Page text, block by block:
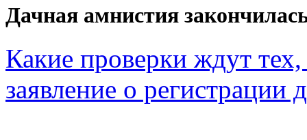
Дачная амнистия
Какие проверки ждут
заявление о регистрации